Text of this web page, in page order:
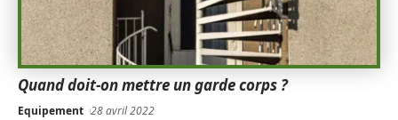
Quand doit-on mettre un garde corps ?
Equipement 28 avril 2022